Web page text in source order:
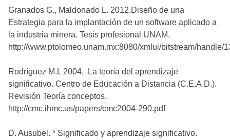
Granados G., Maldonado L. 2012.Diseño de una
Estrategia para la implantación de un software aplicado a
la industria minera. Tesis profesional UNAM.
http://www.ptolomeo.unam.mx:8080/xmlui/bitstream/handle/
Rodríguez M.L 2004. La teoría del aprendizaje
significativo. Centro de Educación a Distancia (C.E.A.D.).
Revisión Teoría conceptos.
http://cmc.ihmc.us/papers/cmc2004-290.pdf
D. Ausubel. * Significado y aprendizaje significativo.